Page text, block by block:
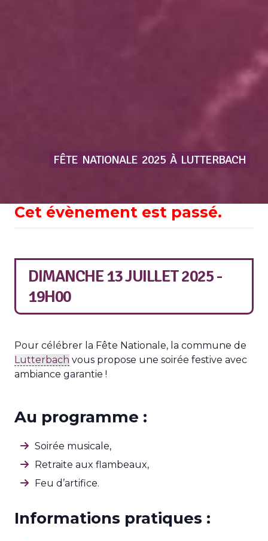
FÊTE NATIONALE 2025 À LUTTERBACH
Cet évènement est passé.
DIMANCHE 13 JUILLET 2025 -
19H00
Pour célébrer la Fête Nationale, la commune de
Lutterbach vous propose une soirée festive avec
ambiance garantie !
Au programme :
Soirée musicale,
Retraite aux flambeaux,
Feu d’artifice.
Informations pratiques :